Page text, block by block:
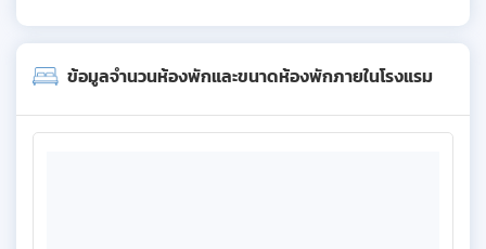
ข้อมูลจำนวนห้องพักและขนาดห้องพักภายในโรงแรม